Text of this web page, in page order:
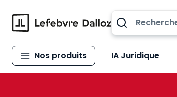
Nos produits IA Juridique